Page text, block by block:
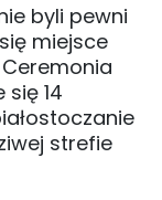
byli pewni
miejsce
14
strefie